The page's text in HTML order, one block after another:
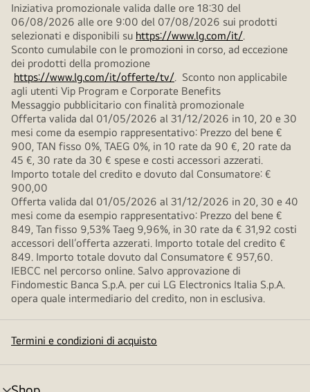
Iniziativa promozionale valida dalle ore 18:30 del
06/08/2026 alle ore 9:00 del 07/08/2026 sui prodotti
selezionati e disponibili su https://www.lg.com/it/.
Sconto cumulabile con le promozioni in corso, ad eccezione
dei prodotti della promozione
https://www.lg.com/it/offerte/tv/. Sconto non applicabile
agli utenti Vip Program e Corporate Benefits
Messaggio pubblicitario con finalità promozionale
Offerta valida dal 01/05/2026 al 31/12/2026 in 10, 20 e 30
mesi come da esempio rappresentativo: Prezzo del bene €
900, TAN fisso 0%, TAEG 0%, in 10 rate da 90 €, 20 rate da
45 €, 30 rate da 30 € spese e costi accessori azzerati.
Importo totale del credito e dovuto dal Consumatore: €
900,00
Offerta valida dal 01/05/2026 al 31/12/2026 in 20, 30 e 40
mesi come da esempio rappresentativo: Prezzo del bene €
849, Tan fisso 9,53% Taeg 9,96%, in 30 rate da € 31,92 costi
accessori dell’offerta azzerati. Importo totale del credito €
849. Importo totale dovuto dal Consumatore € 957,60.
IEBCC nel percorso online. Salvo approvazione di
Findomestic Banca S.p.A. per cui LG Electronics Italia S.p.A.
opera quale intermediario del credito, non in esclusiva.
Termini e condizioni di acquisto